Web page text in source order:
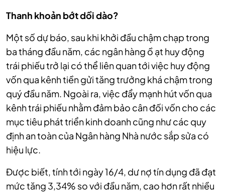
Thanh khoản bớt dồi dào?
Một số dự báo, sau khi khởi đầu chậm chạp trong
ba tháng đầu năm, các ngân hàng ồ ạt huy động
trái phiếu trở lại có thể liên quan tới việc huy động
vốn qua kênh tiền gửi tăng trưởng khá chậm trong
quý đầu năm. Ngoài ra, việc đẩy mạnh hút vốn qua
kênh trái phiếu nhằm đảm bảo cân đối vốn cho các
mục tiêu phát triển kinh doanh cũng như các quy
định an toàn của Ngân hàng Nhà nước sắp sửa có
hiệu lực.
Được biết, tính tới ngày 16/4, dư nợ tín dụng đã đạt
mức tăng 3,34% so với đầu năm, cao hơn rất nhiều